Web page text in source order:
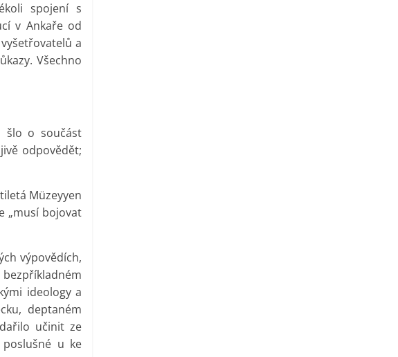
spojení s
v Ankaře od
a
Všechno
šlo o součást
odpovědět;
Müzeyyen
„musí bojovat
výpovědích,
ideology a
deptaném
učinit ze
u ke